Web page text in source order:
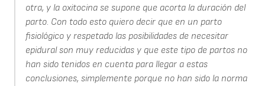
otra, y la oxitocina se supone que acorta la duración del
parto. Con todo esto quiero decir que en un parto
fisiológico y respetado las posibilidades de necesitar
epidural son muy reducidas y que este tipo de partos no
han sido tenidos en cuenta para llegar a estas
conclusiones, simplemente porque no han sido la norma